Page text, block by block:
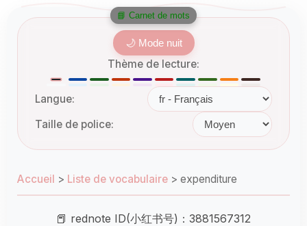
🌙 Mode nuit
Thème de lecture:
Langue:
Taille de police:
Accueil > Liste de vocabulaire > expenditure
📕 rednote ID(小红书号)：3881567312
📘 Carnet de mots